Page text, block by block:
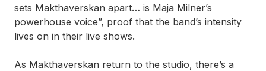
sets Makthaverskan apart… is Maja Milner’s
powerhouse voice”, proof that the band’s intensity
lives on in their live shows.
As Makthaverskan return to the studio, there’s a